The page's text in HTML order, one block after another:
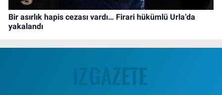
Bir asırlık hapis cezası vardı… Firari hükümlü Urla’da
yakalandı